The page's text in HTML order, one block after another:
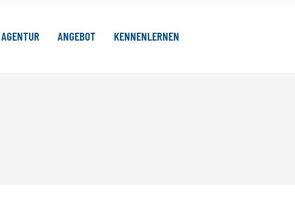
AGENTUR ANGEBOT KENNENLERNEN